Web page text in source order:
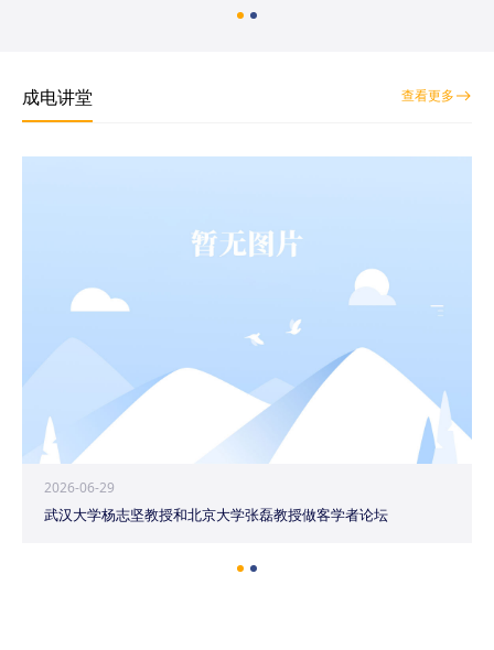
成电讲堂 查看更多
2026-06-29
武汉大学杨志坚教授和北京大学张磊教授做客学者论坛